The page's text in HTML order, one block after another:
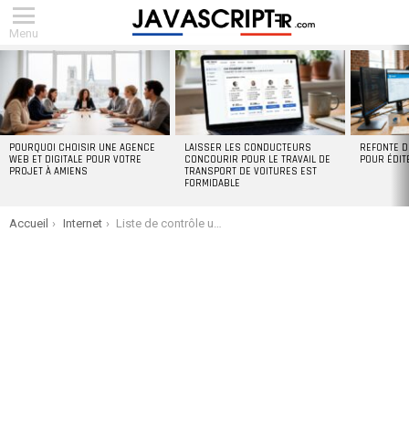
Menu
POURQUOI CHOISIR UNE AGENCE
WEB ET DIGITALE POUR VOTRE
PROJET À AMIENS
LAISSER LES CONDUCTEURS
CONCOURIR POUR LE TRAVAIL DE
TRANSPORT DE VOITURES EST
FORMIDABLE
REFONTE
POUR
You are here:
Accueil Internet Liste de contrôle ultime pour l’achat d’un convertisseur de devises API